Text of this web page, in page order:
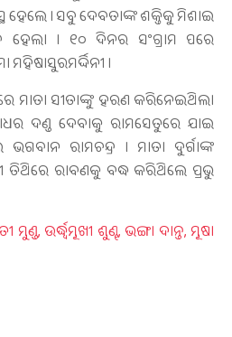
ହେଲେ । ସବୁ ଦେବତାଙ୍କ ଶକ୍ତିକୁ ମିଶାଇ
ହେଲା । ୧୦ ଦିନର ସଂଗ୍ରାମ ପରେ
।
ମାତା ସୀତାଙ୍କୁ ହରଣ କରିନେଇଥିଲା
ଦଣ୍ଡ ଦେବାକୁ ରାମସେତୁରେ ଯାଇ
ରାମଚନ୍ଦ୍ର । ମାତା ଦୁର୍ଗାଙ୍କ
ତିଥିରେ ରାବଣକୁ ବଦ୍ଧ କରିଥିଲେ ପ୍ରଭୁ
ମୁଣ୍ଡ, ଉର୍ଦ୍ଧ୍ୱମୂଖୀ ଶୁଣ୍ଢ, ଭଙ୍ଗା ଦାନ୍ତ, ମୂଷା